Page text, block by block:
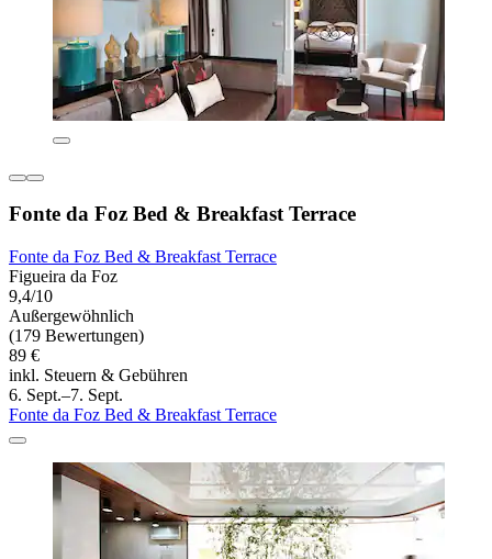
Fonte da Foz Bed & Breakfast Terrace
Fonte da Foz Bed & Breakfast Terrace
Figueira da Foz
9,4/10
Außergewöhnlich
(179 Bewertungen)
89 €
inkl. Steuern & Gebühren
6. Sept.–7. Sept.
Fonte da Foz Bed & Breakfast Terrace